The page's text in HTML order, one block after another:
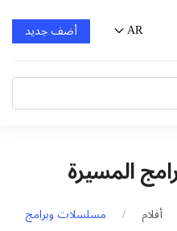
AR أضف جديد
المسيرة
أفلام
مسلسلات وبرامج